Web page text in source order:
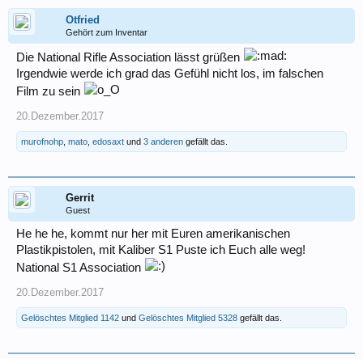
Otfried
Gehört zum Inventar
Die National Rifle Association lässt grüßen
Irgendwie werde ich grad das Gefühl nicht los, im falschen
Film zu sein
20.Dezember.2017
murofnohp mato edosaxt und 3 anderen gefällt das.
Gerrit
Guest
He he he, kommt nur her mit Euren amerikanischen
Plastikpistolen, mit Kaliber S1 Puste ich Euch alle weg!
National S1 Association
20.Dezember.2017
Gelöschtes Mitglied 1142 und Gelöschtes Mitglied 5328 gefällt das.